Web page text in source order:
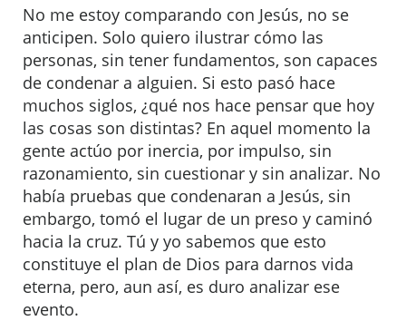
No me estoy comparando con Jesús, no se
anticipen. Solo quiero ilustrar cómo las
personas, sin tener fundamentos, son capaces
de condenar a alguien. Si esto pasó hace
muchos siglos, ¿qué nos hace pensar que hoy
las cosas son distintas? En aquel momento la
gente actúo por inercia, por impulso, sin
razonamiento, sin cuestionar y sin analizar. No
había pruebas que condenaran a Jesús, sin
embargo, tomó el lugar de un preso y caminó
hacia la cruz. Tú y yo sabemos que esto
constituye el plan de Dios para darnos vida
eterna, pero, aun así, es duro analizar ese
evento.